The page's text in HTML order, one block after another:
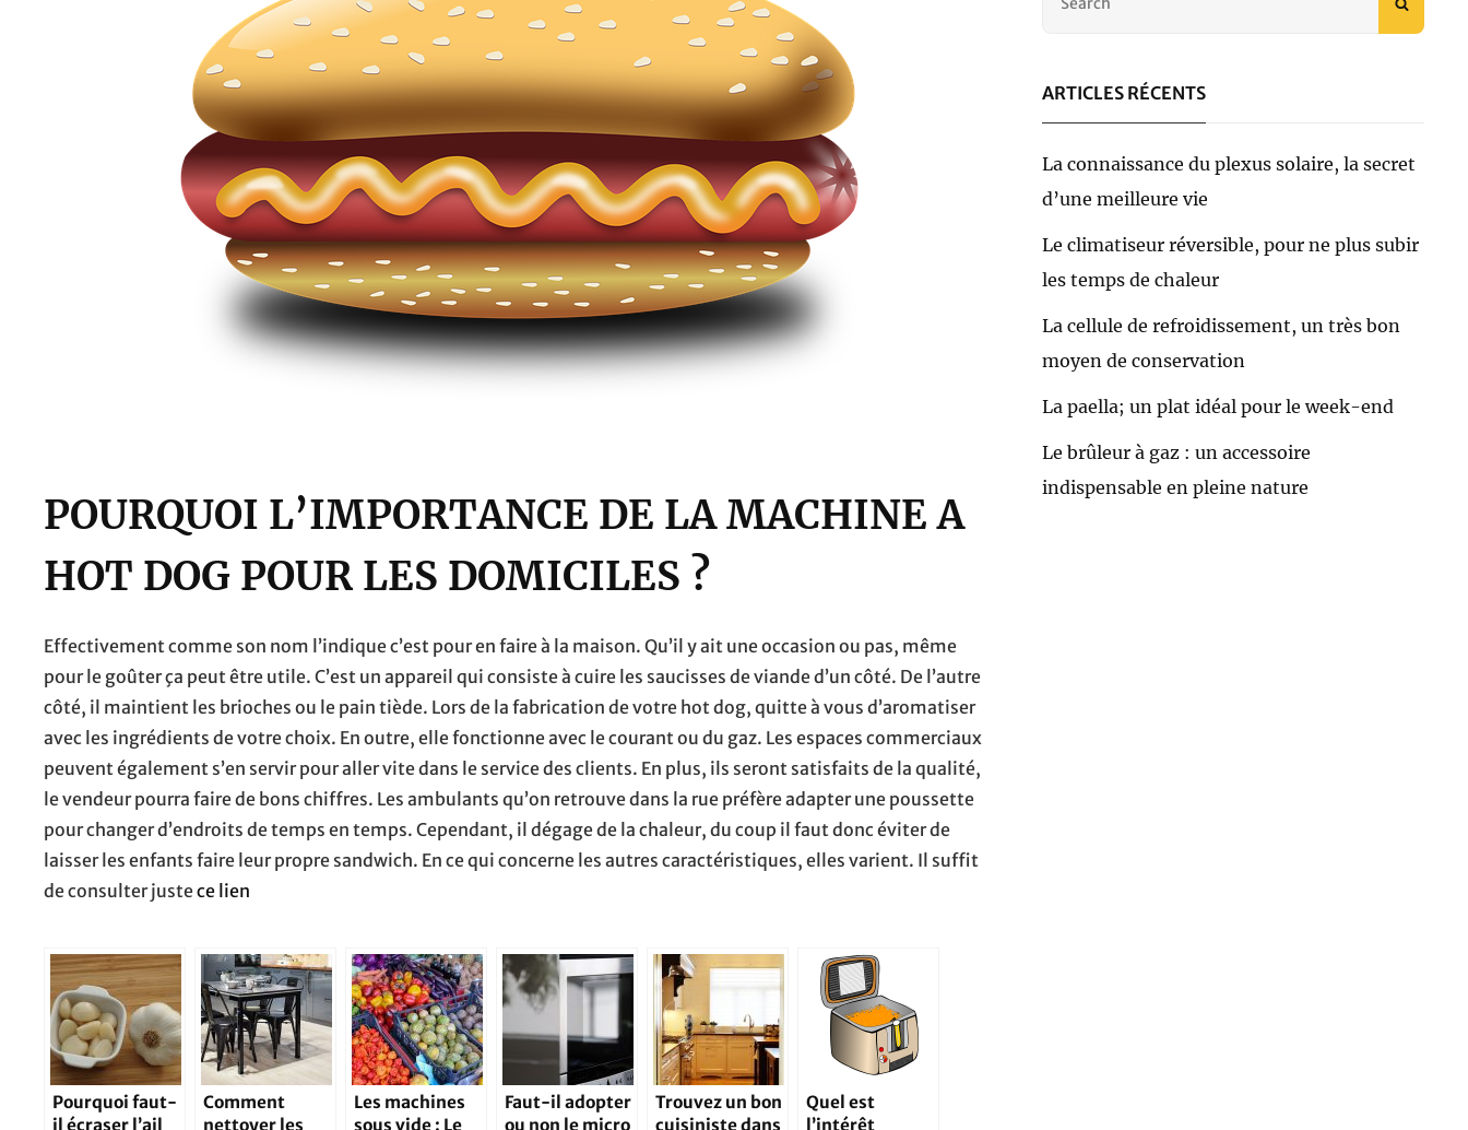
POURQUOI L’IMPORTANCE DE LA MACHINE A
HOT DOG POUR LES DOMICILES ?
Effectivement comme son nom l’indique c’est pour en faire à la maison. Qu’il y ait une occasion ou pas, même
pour le goûter ça peut être utile. C’est un appareil qui consiste à cuire les saucisses de viande d’un côté. De l’autre
côté, il maintient les brioches ou le pain tiède. Lors de la fabrication de votre hot dog, quitte à vous d’aromatiser
avec les ingrédients de votre choix. En outre, elle fonctionne avec le courant ou du gaz. Les espaces commerciaux
peuvent également s’en servir pour aller vite dans le service des clients. En plus, ils seront satisfaits de la qualité,
le vendeur pourra faire de bons chiffres. Les ambulants qu’on retrouve dans la rue préfère adapter une poussette
pour changer d’endroits de temps en temps. Cependant, il dégage de la chaleur, du coup il faut donc éviter de
laisser les enfants faire leur propre sandwich. En ce qui concerne les autres caractéristiques, elles varient. Il suffit
de consulter justece lien
Pourquoi faut-
il écraser l’ail
Comment
nettoyer les
Les machines
sous vide : Le
Faut-il adopter
ou non le micro
Trouvez un bon
cuisiniste dans
Quel est
l’intérêt
ARTICLES RÉCENTS
La connaissance du plexus solaire, la secret
d’une meilleure vie
Le climatiseur réversible, pour ne plus subir
les temps de chaleur
La cellule de refroidissement, un très bon
moyen de conservation
La paella; un plat idéal pour le week-end
Le brûleur à gaz : un accessoire
indispensable en pleine nature